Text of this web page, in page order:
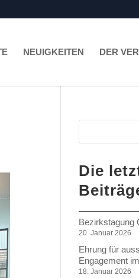
NEUIGKEITEN DER
Die
Bezirkstagung
20. Januar 2026
Ehrung für
Engagement
18. Januar 2026